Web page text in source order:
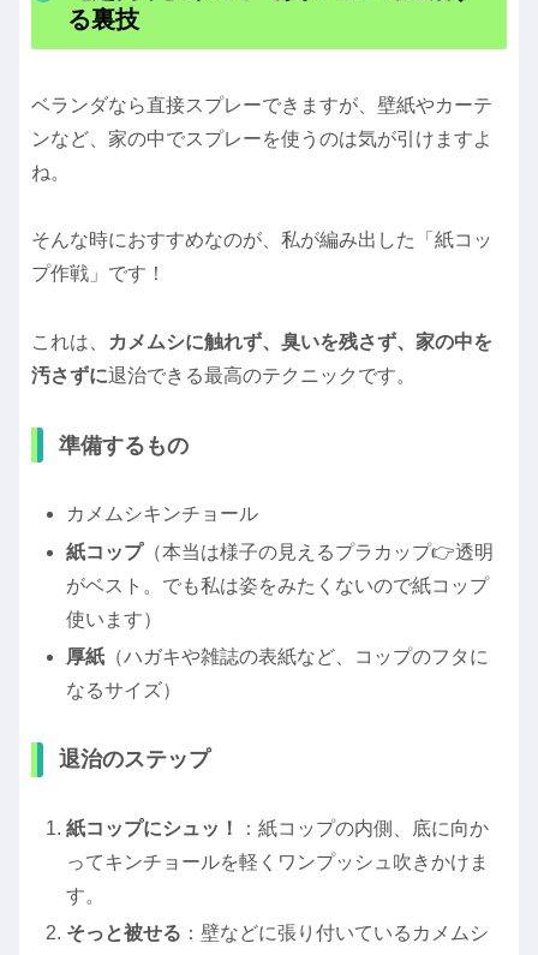
る裏技
ベランダなら直接スプレーできますが、壁紙やカーテ
ンなど、家の中でスプレーを使うのは気が引けますよ
ね。
そんな時におすすめなのが、私が編み出した「紙コッ
プ作戦」です！
これは、
カメムシに触れず、臭いを残さず、家の中を
汚さずに退治できる最高のテクニックです。
準備するもの
カメムシキンチョール
紙コップ（本当は様子の見えるプラカップ👉️透明
がベスト。でも私は姿をみたくないので紙コップ
使います）
厚紙 （ハガキや雑誌の表紙など、コップのフタに
なるサイズ）
退治のステップ
紙コップにシュッ！
：紙コップの内側、底に向か
ってキンチョールを軽くワンプッシュ吹きかけま
す。
そっと被せる ：壁などに張り付いているカメムシ